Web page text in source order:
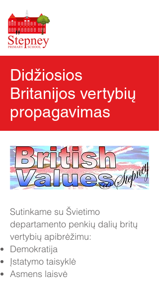
Didžiosios
Britanijos vertybių
propagavimas
Sutinkame su Švietimo
departamento penkių dalių britų
vertybių apibrėžimu:
Demokratija
Įstatymo taisyklė
Asmens laisvė